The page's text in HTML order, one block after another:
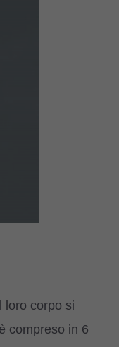
loro corpo si
compreso in 6